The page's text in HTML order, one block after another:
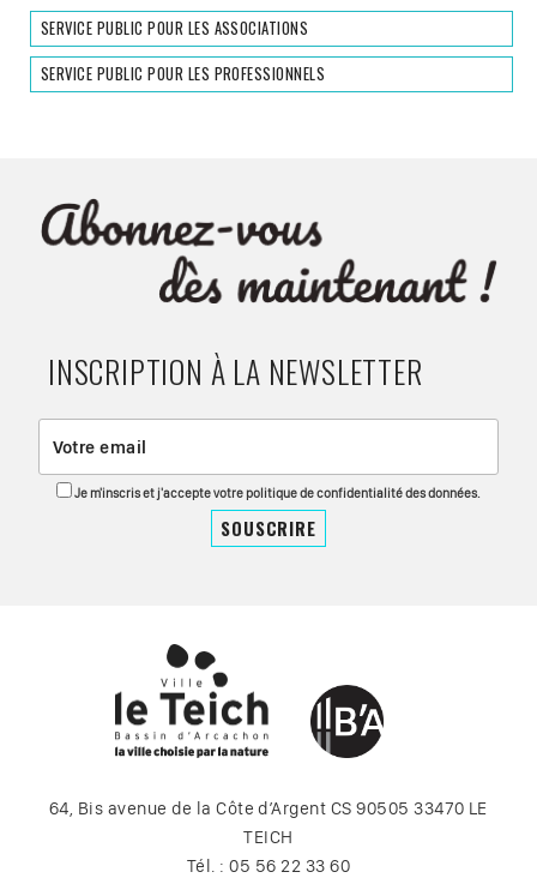
SERVICE PUBLIC POUR LES ASSOCIATIONS
SERVICE PUBLIC POUR LES PROFESSIONNELS
INSCRIPTION À LA NEWSLETTER
Je m'inscris et j'accepte votre politique de confidentialité des données.
64, Bis avenue de la Côte d’Argent CS 90505 33470 LE
TEICH
Tél. : 05 56 22 33 60